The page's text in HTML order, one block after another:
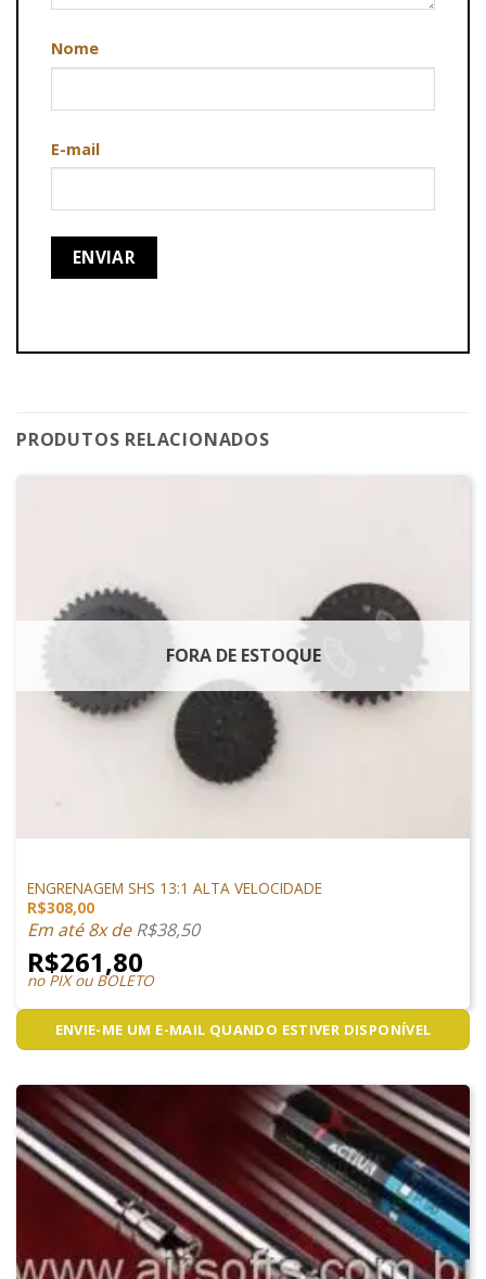
Nome
E-mail
PRODUTOS RELACIONADOS
FORA DE ESTOQUE
ENGRENAGEM SHS 13:1 ALTA VELOCIDADE
R$308,00
Em até 8x deR$38,50
R$261,80
no PIX ou BOLETO
ENVIE-ME UM E-MAIL QUANDO ESTIVER DISPONÍVEL